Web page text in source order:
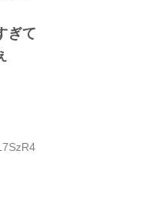
ぎて